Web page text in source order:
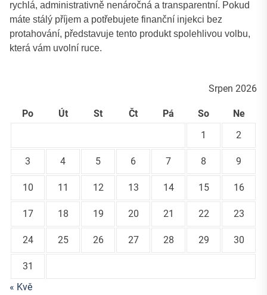
rychlá, administrativně nenáročná a transparentní. Pokud
máte stálý příjem a potřebujete finanční injekci bez
protahování, představuje tento produkt spolehlivou volbu,
která vám uvolní ruce.
Srpen 2026
Po Út St Čt Pá So
Ne
1
2
3 4 5 6 7 8 9
10 11 12 13 14 15 16
17 18 19 20 21 22 23
24 25 26 27 28 29 30
31
« Kvě